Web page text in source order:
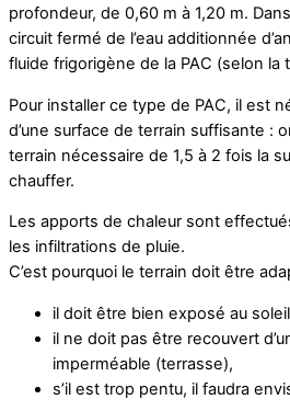
profondeur, de 0,60 m à 1,20 m.
circuit fermé de l’eau additionnée
fluide frigorigène de la PAC (selon la
Pour installer ce type de PAC, il est
d’une surface de terrain suffisante :
terrain nécessaire de 1,5 à 2 fois la
chauffer.
Les apports de chaleur sont
les infiltrations de pluie.
C’est pourquoi le terrain doit être
il doit être bien exposé au
il ne doit pas être recouvert
imperméable (terrasse),
s’il est trop pentu, il faudra